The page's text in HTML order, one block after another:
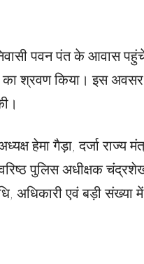
पवन पंत के आवास
श्रवण किया। इस अवसर
हेमा गैड़ा, दर्जा राज्य
पुलिस अधीक्षक
अधिकारी एवं बड़ी संख्या में